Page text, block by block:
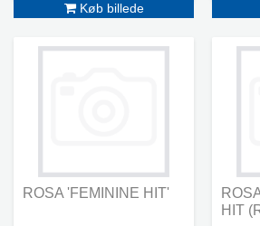
Køb billede
ROSA 'FEMININE HIT'
HIT